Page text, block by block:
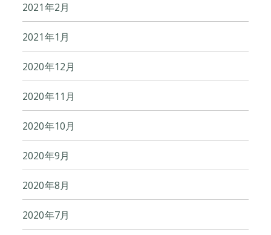
2021年2月
2021年1月
2020年12月
2020年11月
2020年10月
2020年9月
2020年8月
2020年7月